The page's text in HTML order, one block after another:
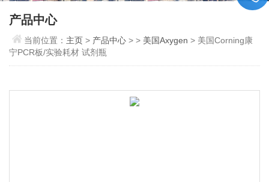
产品中心
当前位置： 主页> 产品中心 > > 美国Axygen > 美国Corning康
宁PCR板/实验耗材 试剂瓶